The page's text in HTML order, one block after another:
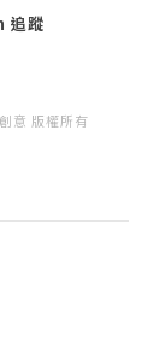
追蹤
版權所有